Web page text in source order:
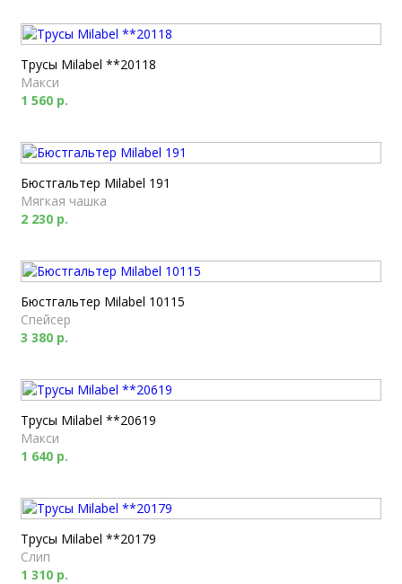
Трусы Milabel **20118
Макси
1 560 р.
Бюстгальтер Milabel 191
Мягкая чашка
2 230 р.
Бюстгальтер Milabel 10115
Спейсер
3 380 р.
Трусы Milabel **20619
Макси
1 640 р.
Трусы Milabel **20179
Слип
1 310 р.